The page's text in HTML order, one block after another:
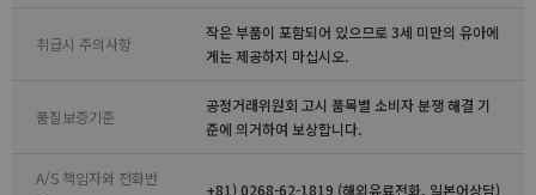
취급시 주의사항
작은 부품이 포함되어 있으므로 3세 미만의 유아에
게는 제공하지 마십시오.
품질보증기준
공정거래위원회 고시 품목별 소비자 분쟁 해결 기
준에 의거하여 보상합니다.
A/S 책임자와 전화번
+81) 0268-62-1819 (해외유료전화, 일본어상담)